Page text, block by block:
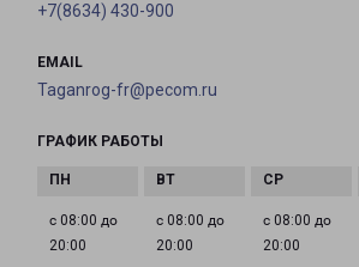
+7(8634) 430-900
EMAIL
Taganrog-fr@pecom.ru
ГРАФИК РАБОТЫ
с 08:00 до
20:00
с 08:00 до
20:00
с 08:00 до
20:00